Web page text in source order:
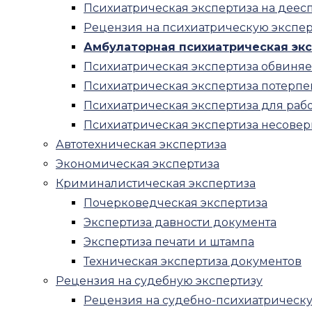
Психиатрическая экспертиза на
Рецензия на психиатрическую
Амбулаторная психиатрическая
Психиатрическая экспертиза
Психиатрическая экспертиза
Психиатрическая экспертиза для
Психиатрическая экспертиза
Автотехническая экспертиза
Экономическая экспертиза
Криминалистическая экспертиза
Почерковедческая экспертиза
Экспертиза давности документа
Экспертиза печати и штампа
Техническая экспертиза документов
Рецензия на судебную экспертизу
Рецензия на судебно-
Оценка стоимости квартиры
Оспаривание кадастровой
Оценка стоимости аренды
Оценка бизнеса
Оценка ценных бумаг
Оценка акций
Оценка нематериальных активов
Оценка патента
Оценка бренда
Оценка товарного знака
Оценка интеллектуальной
Оценка активов
Оценка текущих активов
Оценка ликвидности активов
Авторские права
Оценка инвестиций, бизнес